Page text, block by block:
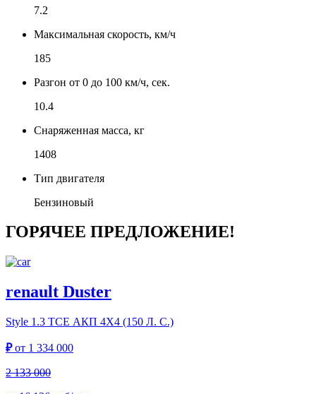
7.2
Максимальная скорость, км/ч
185
Разгон от 0 до 100 км/ч, сек.
10.4
Снаряженная масса, кг
1408
Тип двигателя
Бензиновый
ГОРЯЧЕЕ ПРЕДЛОЖЕНИЕ!
renault Duster
Style 1.3 TCE АКП 4Х4 (150 Л. С.)
₽от 1 334 000
2 133 000